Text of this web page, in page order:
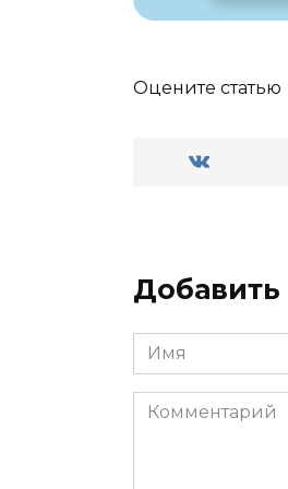
Оцените статью
Имя
*
Комментарий